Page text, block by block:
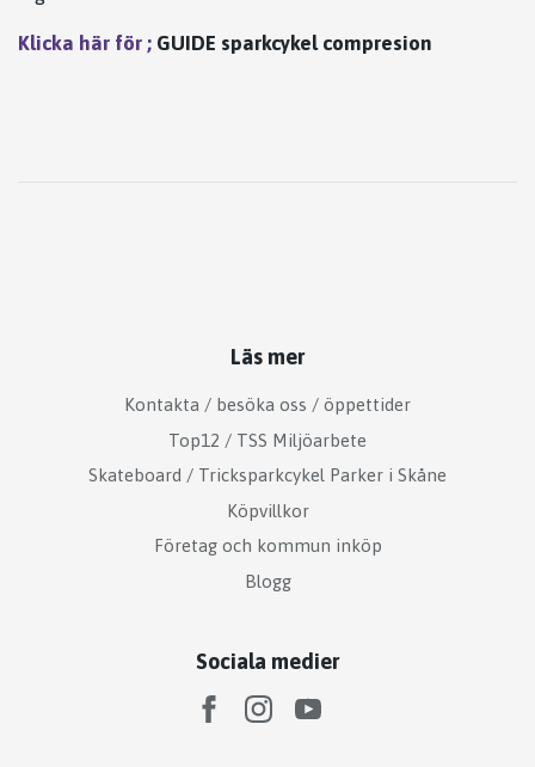
Klicka här för ; GUIDE sparkcykel compresion
Läs mer
Kontakta / besöka oss / öppettider
Top12 / TSS Miljöarbete
Skateboard / Tricksparkcykel Parker i Skåne
Köpvillkor
Företag och kommun inköp
Blogg
Sociala medier